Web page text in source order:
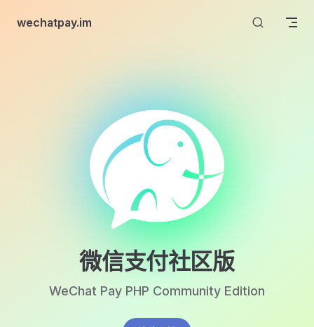
Skip to content
wechatpay.im
微信支付社区版
WeChat Pay PHP Community Edition